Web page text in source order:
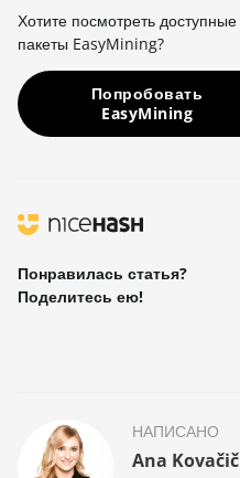
Хотите посмотреть доступные
пакеты EasyMining?
Попробовать
EasyMining
Понравилась статья?
Поделитесь ею!
НАПИСАНО
Ana Kovačič